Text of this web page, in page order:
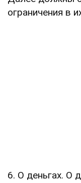
ограничения в
6. О деньгах. О